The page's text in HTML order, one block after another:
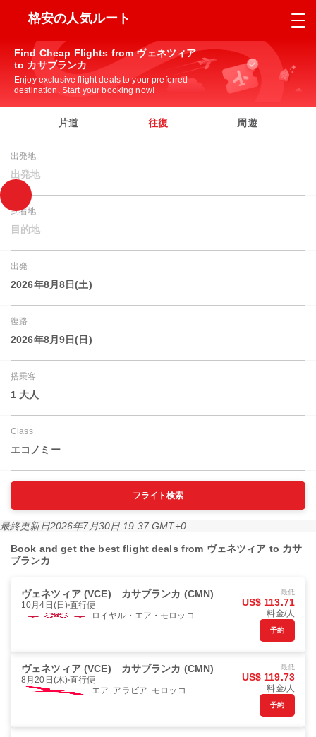
格安の人気ルート
Find Cheap Flights from ヴェネツィア
to カサブランカ
Enjoy exclusive flight deals to your preferred
destination. Start your booking now!
片道 往復 周遊
出発地
出発地
到着地
目的地
出発
2026年8月8日(土)
復路
2026年8月9日(日)
搭乗客
1 大人
Class
エコノミー
フライト検索
最終更新日2026年7月30日 19:37 GMT+0
Book and get the best flight deals from ヴェネツィア to カサ
ブランカ
ヴェネツィア (VCE) カサブランカ (CMN)
10月4日(日) 直行便
ロイヤル・エア・モロッコ
最低
US$ 113.71
料金/人
予約
ヴェネツィア (VCE) カサブランカ (CMN)
8月20日(木) 直行便
エア･アラビア･モロッコ
最低
US$ 119.73
料金/人
予約